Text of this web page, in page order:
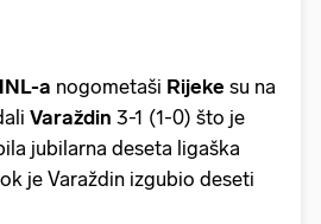
a nogometaši Rijeke su na
Varaždin 3-1 (1-0) što je
jubilarna deseta ligaška
je Varaždin izgubio deseti